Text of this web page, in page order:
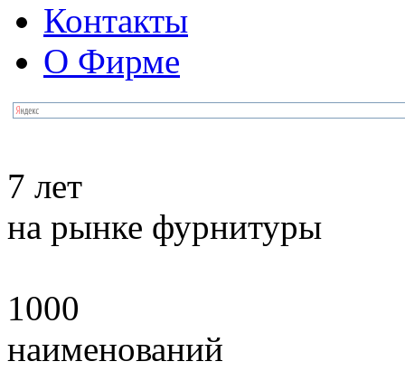
Контакты
О Фирме
7 лет
на рынке фурнитуры
1000
наименований